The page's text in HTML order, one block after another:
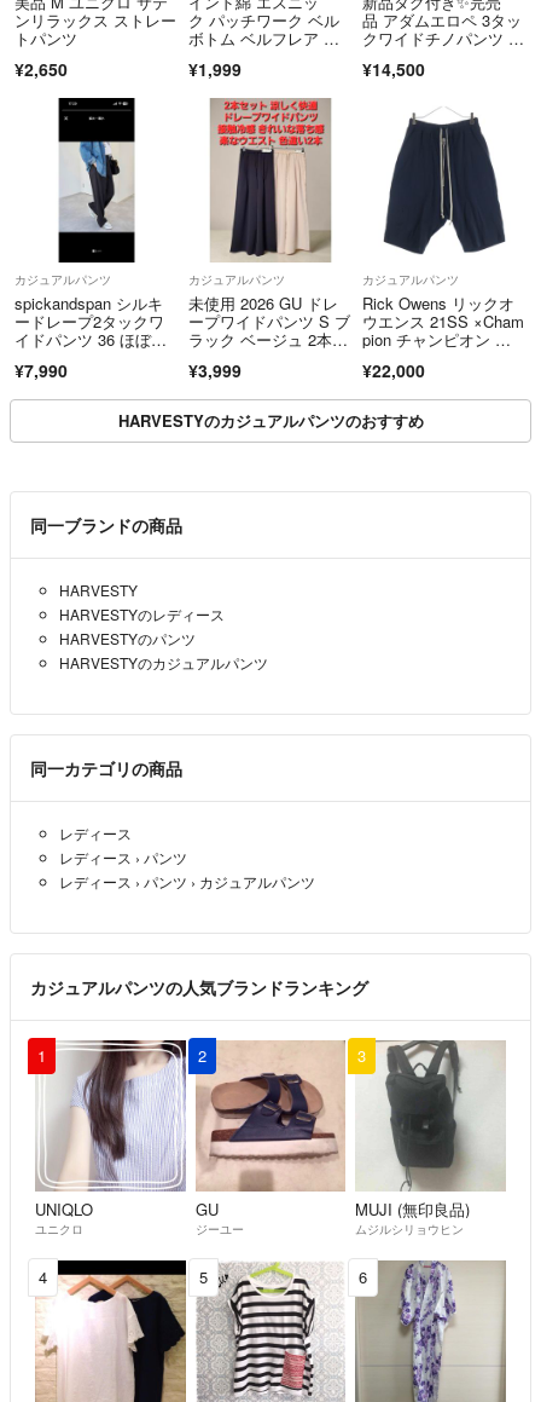
ンリラックス ストレー
トパンツ
¥2,650
ク パッチワーク ベル
ボトム ベルフレア フ
ー ジプシー
¥1,999
品 アダムエロペ 3タッ
クワイドチノパンツ ネ
¥14,500
カジュアルパンツ
spickandspan シルキ
ードレープ2タックワ
イドパンツ 36 ほぼ未
¥7,990
カジュアルパンツ
未使用 2026 GU ドレ
ープワイドパンツ S ブ
ラック ベージュ 2本セ
ーケア 美シルエッ
ト 即発送
¥3,999
カジュアルパンツ
Rick Owens リックオ
ウエンス 21SS ×Cham
pion チャンピオン ド
ルパンツ ブラック CM
01B7950-CHJEG
¥22,000
HARVESTYのカジュアルパンツのおすすめ
同一ブランドの商品
HARVESTY
HARVESTYのレディース
HARVESTYのパンツ
HARVESTYのカジュアルパンツ
同一カテゴリの商品
レディース
レディース › パンツ
レディース › パンツ › カジュアルパンツ
カジュアルパンツの人気ブランドランキング
1
UNIQLO
ユニクロ
2
GU
ジーユー
3
MUJI (無印良品)
ムジルシリョウヒン
4 5 6